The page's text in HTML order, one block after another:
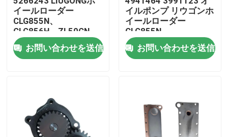
プロダクト
ビデオ
イールローダー
CLG855N、
CLG856H、ZL50CN、
CLG862H エンジン
QSC8のためのエンジ
ン接続棒3│ISL89、
お問い合わせを送信
イルポンプ リウゴンホ
イールローダー
CLG855N、
CLG856H、CLG862H
エンジン6CT83│
お問い合わせを送信